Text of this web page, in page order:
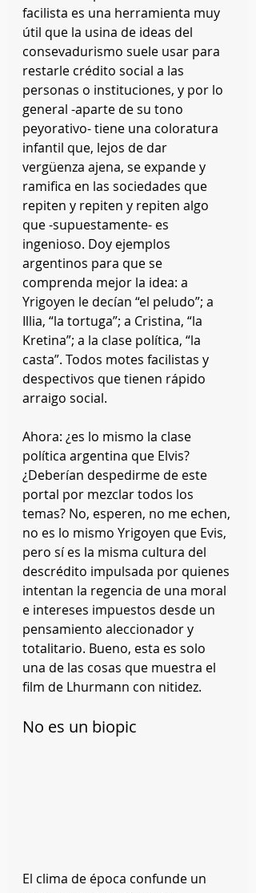
facilista es una herramienta muy
útil que la usina de ideas del
consevadurismo suele usar para
restarle crédito social a las
personas o instituciones, y por lo
general -aparte de su tono
peyorativo- tiene una coloratura
infantil que, lejos de dar
vergüenza ajena, se expande y
ramifica en las sociedades que
repiten y repiten y repiten algo
que -supuestamente- es
ingenioso. Doy ejemplos
argentinos para que se
comprenda mejor la idea: a
Yrigoyen le decían “el peludo”; a
Illia, “la tortuga”; a Cristina, “la
Kretina”; a la clase política, “la
casta”. Todos motes facilistas y
despectivos que tienen rápido
arraigo social.
Ahora: ¿es lo mismo la clase
política argentina que Elvis?
¿Deberían despedirme de este
portal por mezclar todos los
temas? No, esperen, no me echen,
no es lo mismo Yrigoyen que Evis,
pero sí es la misma cultura del
descrédito impulsada por quienes
intentan la regencia de una moral
e intereses impuestos desde un
pensamiento aleccionador y
totalitario. Bueno, esta es solo
una de las cosas que muestra el
film de Lhurmann con nitidez.
No es un biopic
El clima de época confunde un